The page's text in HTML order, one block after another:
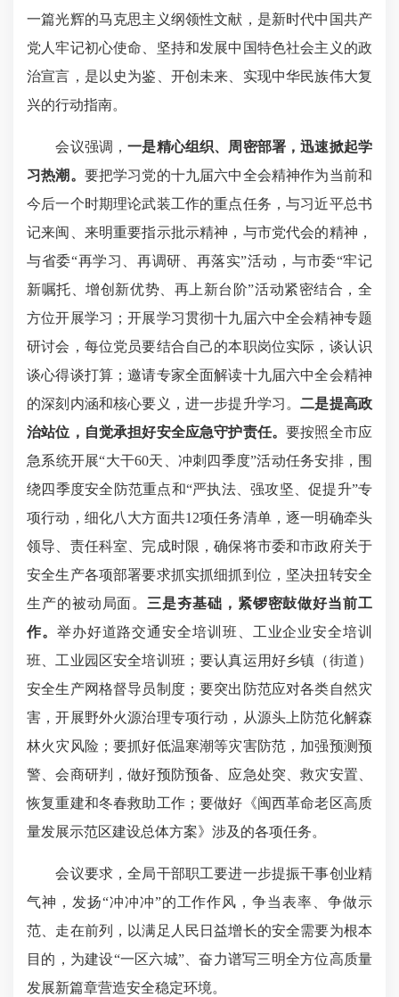
一篇光辉的马克思主义纲领性文献，是新时代中国共产
党人牢记初心使命、坚持和发展中国特色社会主义的政
治宣言，是以史为鉴、开创未来、实现中华民族伟大复
兴的行动指南。
会议强调，一是精心组织、周密部署，迅速掀起学
习热潮。 要把学习党的十九届六中全会精神作为当前和
今后一个时期理论武装工作的重点任务，与习近平总书
记来闽、来明重要指示批示精神，与市党代会的精神，
与省委“再学习、再调研、再落实”活动，与市委“牢记
新嘱托、增创新优势、再上新台阶”活动紧密结合，全
方位开展学习；开展学习贯彻十九届六中全会精神专题
研讨会，每位党员要结合自己的本职岗位实际，谈认识
谈心得谈打算；邀请专家全面解读十九届六中全会精神
的深刻内涵和核心要义，进一步提升学习。二是提高政
治站位，自觉承担好安全应急守护责任。要按照全市应
急系统开展“大干60天、冲刺四季度”活动任务安排，围
绕四季度安全防范重点和“严执法、强攻坚、促提升”专
项行动，细化八大方面共12项任务清单，逐一明确牵头
领导、责任科室、完成时限，确保将市委和市政府关于
安全生产各项部署要求抓实抓细抓到位，坚决扭转安全
生产的被动局面。 三是夯基础，紧锣密鼔做好当前工
作。 举办好道路交通安全培训班、工业企业安全培训
班、工业园区安全培训班；要认真运用好乡镇（街道）
安全生产网格督导员制度；要突出防范应对各类自然灾
害，开展野外火源治理专项行动，从源头上防范化解森
林火灾风险；要抓好低温寒潮等灾害防范，加强预测预
警、会商研判，做好预防预备、应急处突、救灾安置、
恢复重建和冬春救助工作；要做好《闽西革命老区高质
量发展示范区建设总体方案》涉及的各项任务。
会议要求，全局干部职工要进一步提振干事创业精
气神，发扬“冲冲冲”的工作作风，争当表率、争做示
范、走在前列，以满足人民日益增长的安全需要为根本
目的，为建设“一区六城”、奋力谱写三明全方位高质量
发展新篇章营造安全稳定环境。